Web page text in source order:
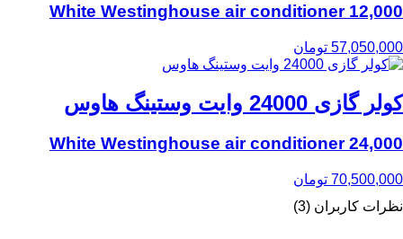
12,000 White Westinghouse air conditioner
57,050,000 تومان
کولر گازی 24000 وایت وستینگ هاوس
24,000 White Westinghouse air conditioner
70,500,000 تومان
نظرات کاربران (3)